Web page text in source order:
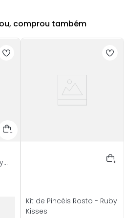
comprou também
Kit de Pincéis Rosto - Ruby
Kisses